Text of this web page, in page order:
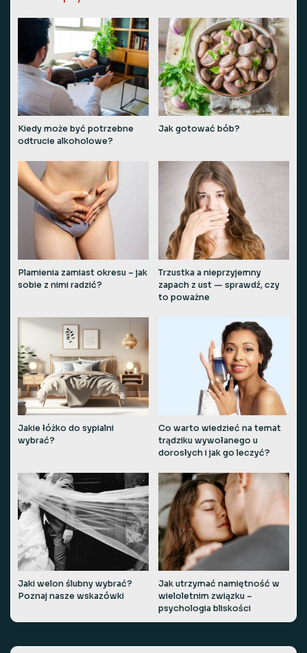
Kiedy może być potrzebne
odtrucie alkoholowe?
Jak gotować bób?
Plamienia zamiast okresu – jak
sobie z nimi radzić?
Trzustka a nieprzyjemny
zapach z ust — sprawdź, czy
to poważne
Jakie łóżko do sypialni
wybrać?
Co warto wiedzieć na temat
trądziku wywołanego u
dorosłych i jak go leczyć?
Jaki welon ślubny wybrać?
Poznaj nasze wskazówki
Jak utrzymać namiętność w
wieloletnim związku –
psychologia bliskości